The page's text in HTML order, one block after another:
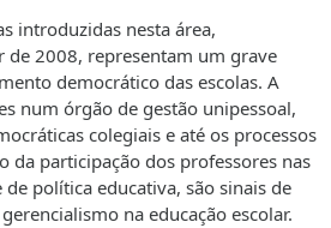
introduzidas nesta área,
2008, representam um grave
democrático das escolas. A
num órgão de gestão unipessoal,
colegiais e até os processos
da participação dos professores nas
de política educativa, são sinais de
na educação escolar.